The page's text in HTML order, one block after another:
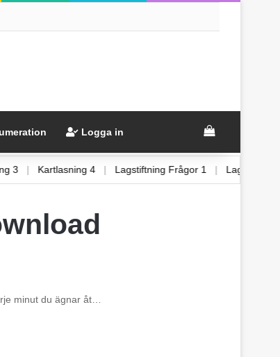
Logga in View your
3 | Kartlasning 4 | Lagstiftning Frågor 1 |
minut du ägnar åt…